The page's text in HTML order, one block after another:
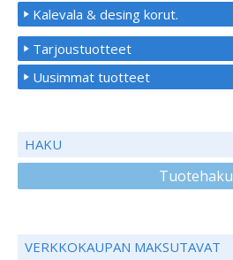
Kalevala & desing korut.
Tarjoustuotteet
Uusimmat tuotteet
HAKU
Tuotehaku
VERKKOKAUPAN MAKSUTAVAT